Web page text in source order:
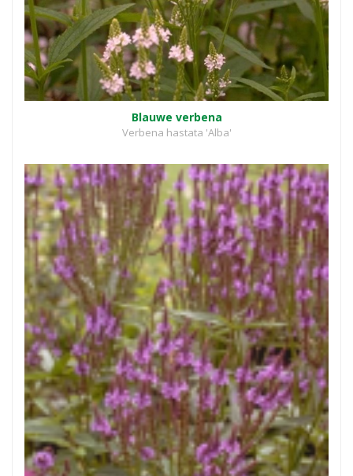
Blauwe verbena
Verbena hastata 'Alba'